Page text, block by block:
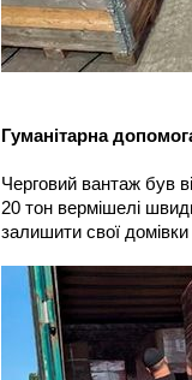
Гуманітарна
Черговий вантаж був
20 тон вермішелі
залишити свої домівки